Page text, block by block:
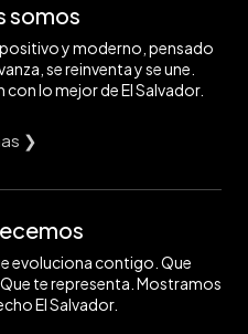
somos
y moderno, pensado
se reinventa y se une.
lo mejor de El Salvador.
❯
evoluciona contigo. Que
te representa. Mostramos
El Salvador.